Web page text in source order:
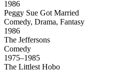
1986
Peggy Sue Got Married
Comedy, Drama, Fantasy
1986
The Jeffersons
Comedy
1975–1985
The Littlest Hobo